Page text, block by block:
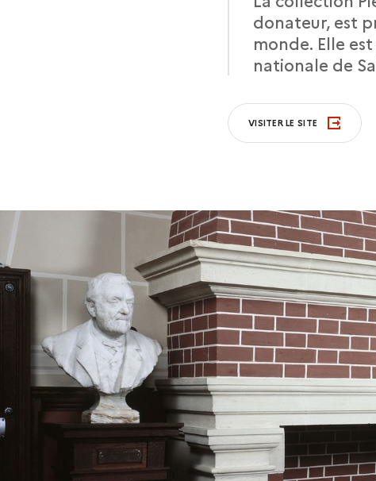
donateur, est
monde. Elle
nationale de
VISITER LE SITE